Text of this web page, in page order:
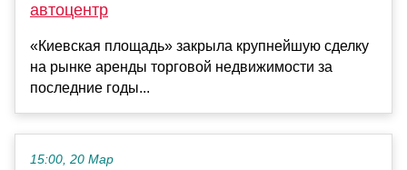
автоцентр
«Киевская площадь» закрыла крупнейшую сделку
на рынке аренды торговой недвижимости за
последние годы...
15:00, 20 Мар